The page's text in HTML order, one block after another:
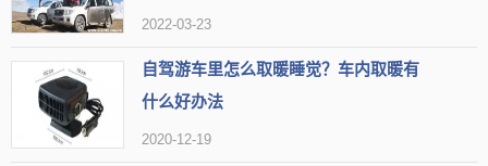
朵。
评论2：不需要过多的探寻，来这里参与到繁花似锦的郁金香赏花之
评论3：要想找到一个让女孩子们感到舒适自在的地方，不妨来这里试
试
2022-03-23
自驾游车里怎么取暖睡觉？车内取暖有
什么好办法
2020-12-19